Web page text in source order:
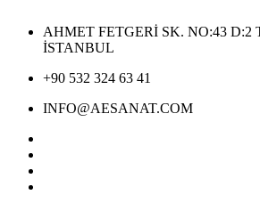
AHMET FETGERİ SK. NO:43 D:2
İSTANBUL
+90 532 324 63 41
INFO@AESANAT.COM